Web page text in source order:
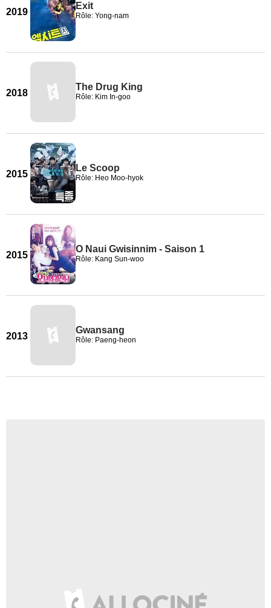
2019
Exit
Rôle: Yong-nam
2018
The Drug King
Rôle: Kim In-goo
2015
Le Scoop
Rôle: Heo Moo-hyok
2015
O Naui Gwisinnim - Saison 1
Rôle: Kang Sun-woo
2013
Gwansang
Rôle: Paeng-heon